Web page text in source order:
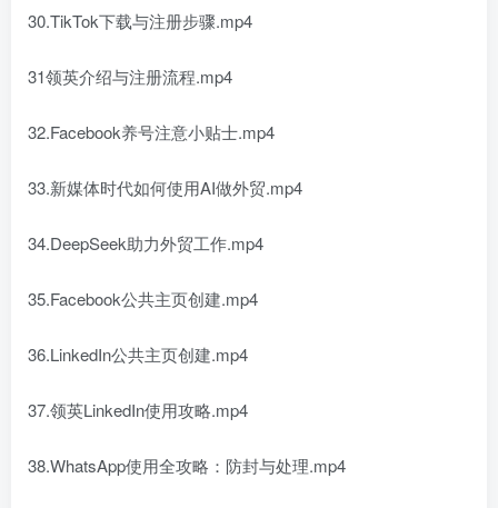
30.TikTok下载与注册步骤.mp4
31领英介绍与注册流程.mp4
32.Facebook养号注意小贴士.mp4
33.新媒体时代如何使用AI做外贸.mp4
34.DeepSeek助力外贸工作.mp4
35.Facebook公共主页创建.mp4
36.LinkedIn公共主页创建.mp4
37.领英LinkedIn使用攻略.mp4
38.WhatsApp使用全攻略：防封与处理.mp4